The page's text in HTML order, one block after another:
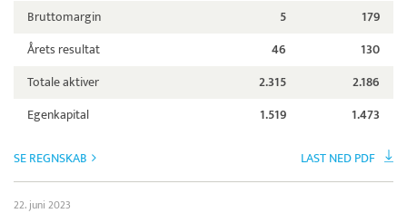
Bruttomargin 5
179
Årets resultat
46
130
Totale aktiver
2.315
2.186
Egenkapital
1.519 1.473
SE REGNSKAB LAST NED PDF
22. juni 2023